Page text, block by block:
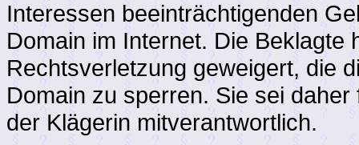
Interessen beeinträchtigenden
Domain im Internet. Die Beklagte
Rechtsverletzung geweigert, die
Domain zu sperren. Sie sei
der Klägerin mitverantwortlich.